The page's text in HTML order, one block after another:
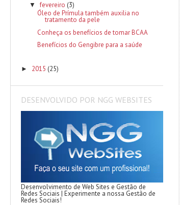
▼fevereiro (3)
Óleo de Prímula também auxilia no
tratamento da pele
Conheça os benefícios de tomar BCAA
Benefícios do Gengibre para a saúde
► 2015 (25)
DESENVOLVIDO POR NGG WEBSITES
Desenvolvimento de Web Sites e Gestão de
Redes Sociais | Experimente a nossa Gestão de
Redes Sociais!